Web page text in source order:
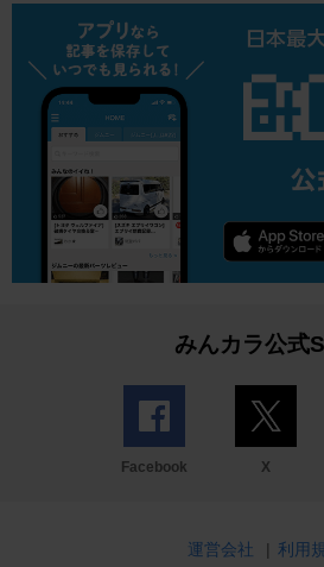
みんカラ公式
Facebook X
運営会社 | 利用